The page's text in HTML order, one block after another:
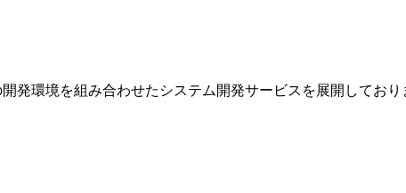
発環境を組み合わせたシステム開発サービスを展開しており